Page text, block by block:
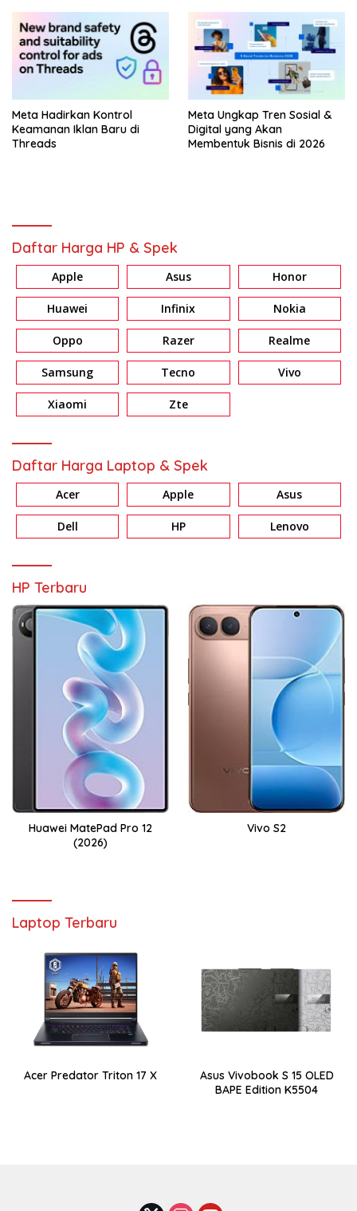
Meta Hadirkan Kontrol
Keamanan Iklan Baru di
Threads
Meta Ungkap Tren Sosial &
Digital yang Akan
Membentuk Bisnis di 2026
Daftar Harga HP & Spek
Apple Asus Honor
Huawei Infinix Nokia
Oppo Razer Realme
Samsung Tecno Vivo
Xiaomi Zte
Daftar Harga Laptop & Spek
Acer Apple Asus
Dell HP Lenovo
HP Terbaru
Huawei MatePad Pro 12
(2026)
Vivo S2
Laptop Terbaru
Acer Predator Triton 17 X
Asus Vivobook S 15 OLED
BAPE Edition K5504